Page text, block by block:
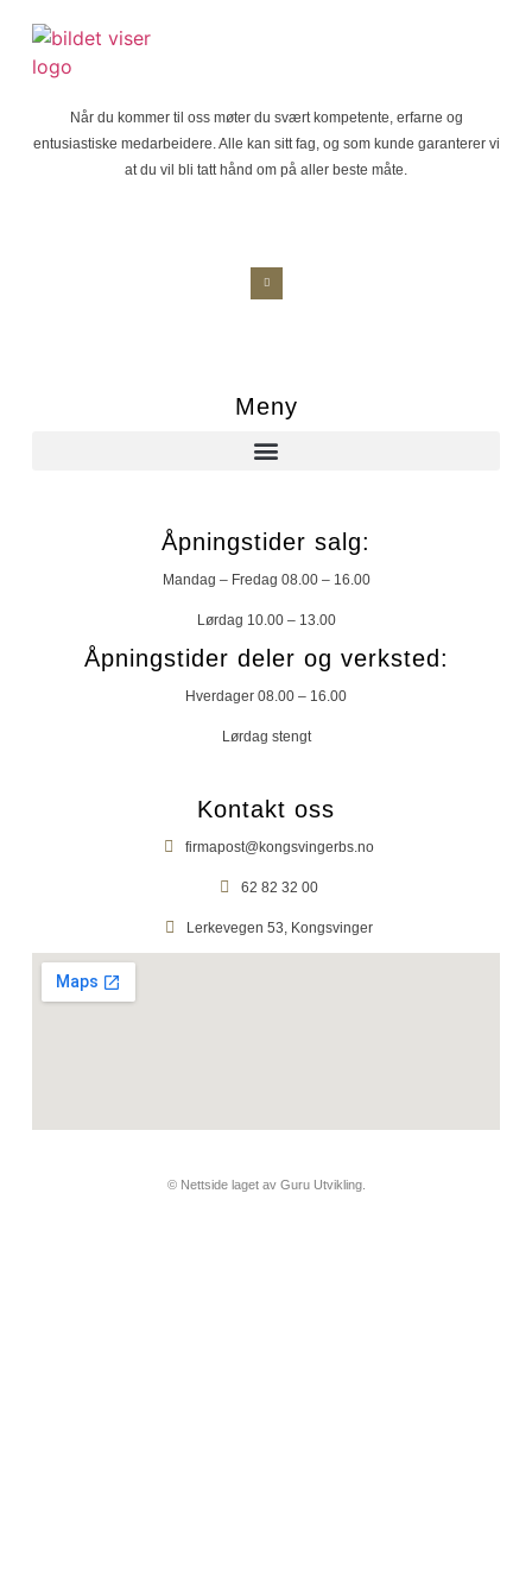
Når du kommer til oss møter du svært kompetente, erfarne og
entusiastiske medarbeidere. Alle kan sitt fag, og som kunde garanterer vi
at du vil bli tatt hånd om på aller beste måte.
Meny
Åpningstider salg:
Mandag – Fredag 08.00 – 16.00
Lørdag 10.00 – 13.00
Åpningstider deler og verksted:
Hverdager 08.00 – 16.00
Lørdag stengt
Kontakt oss
firmapost@kongsvingerbs.no
62 82 32 00
Lerkevegen 53, Kongsvinger
© Nettside laget av Guru Utvikling.